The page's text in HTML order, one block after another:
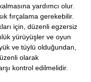
yardımcı olur.
fırçalama gerekebilir.
için, düzenli egzersiz
yürüyüşler ve oyun
ve tüylü olduğundan,
olarak
kontrol edilmelidir.